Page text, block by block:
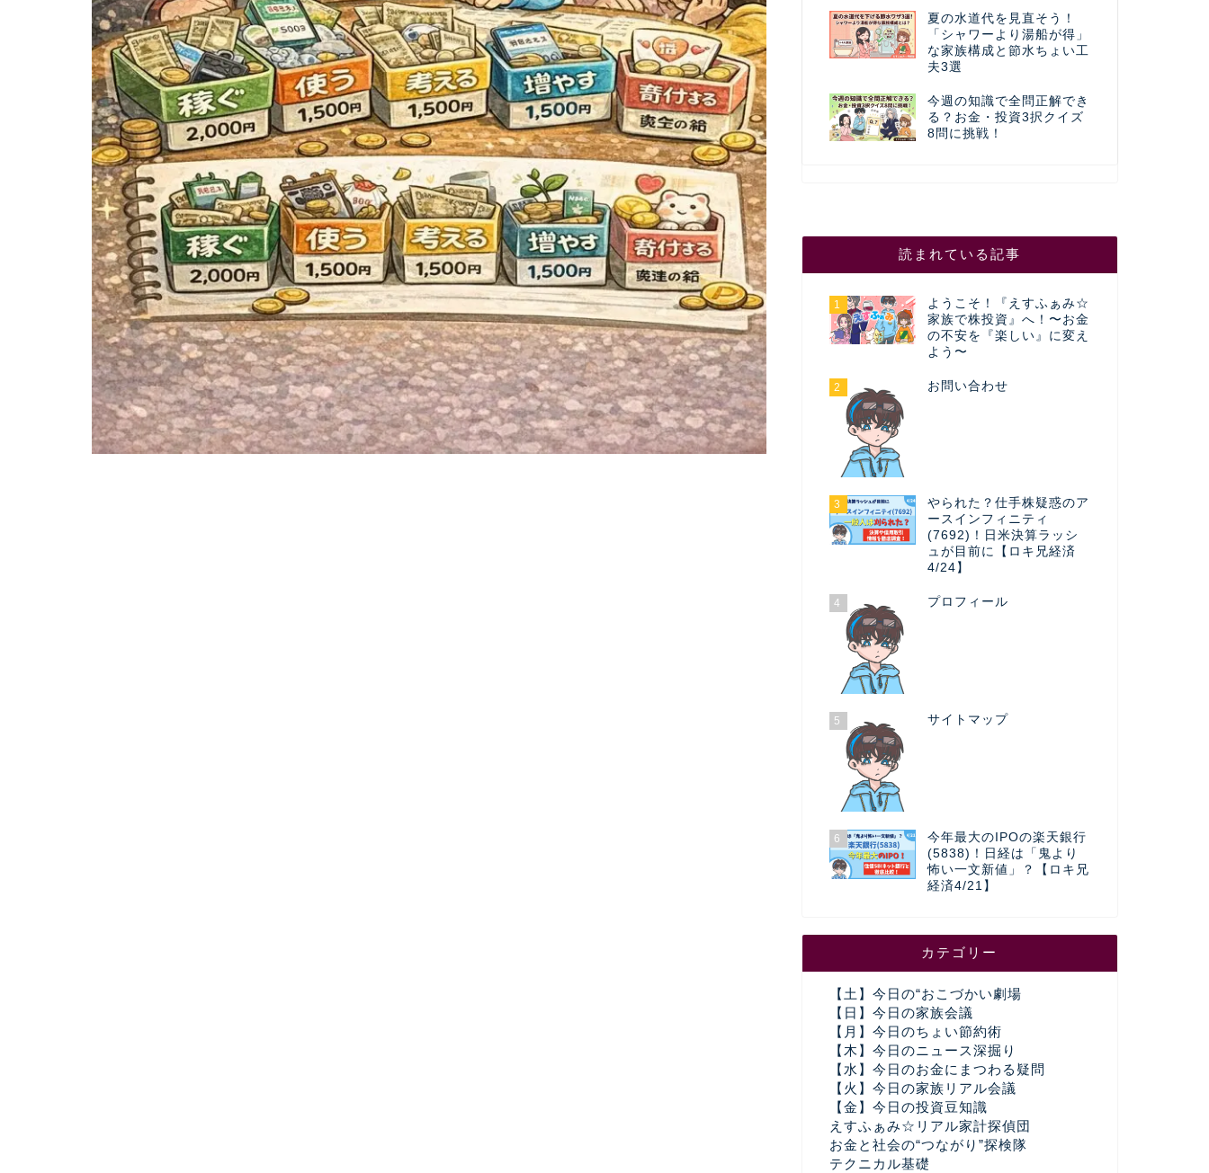
夏の水道代を見直そう！
「シャワーより湯船が得」
な家族構成と節水ちょい工
夫3選
今週の知識で全問正解でき
る？お金・投資3択クイズ
8問に挑戦！
読まれている記事
1
ようこそ！『えすふぁみ☆
家族で株投資』へ！〜お金
の不安を『楽しい』に変え
よう〜
2 お問い合わせ
3
やられた？仕手株疑惑のア
ースインフィニティ
(7692)！日米決算ラッシ
ュが目前に【ロキ兄経済
4/24】
4 プロフィール
5 サイトマップ
6
今年最大のIPOの楽天銀行
(5838)！日経は「鬼より
怖い一文新値」？【ロキ兄
経済4/21】
カテゴリー
【土】今日の“おこづかい劇場
【日】今日の家族会議
【月】今日のちょい節約術
【木】今日のニュース深掘り
【水】今日のお金にまつわる疑問
【火】今日の家族リアル会議
【金】今日の投資豆知識
えすふぁみ☆リアル家計探偵団
お金と社会の“つながり”探検隊
テクニカル基礎